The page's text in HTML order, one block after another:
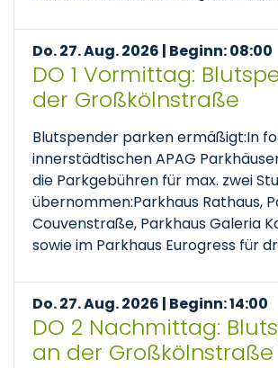
Do. 27. Aug. 2026 | Beginn: 08:00
DO 1 Vormittag:
der Großkölnstraße
Blutspender parken ermäßigt:In
innerstädtischen APAG
die Parkgebühren für max. zwei
übernommen:Parkhaus Rathaus,
Couvenstraße, Parkhaus Galeria
sowie im Parkhaus Eurogress für
Do. 27. Aug. 2026 | Beginn: 14:00
DO 2 Nachmittag:
an der Großkölnstraße